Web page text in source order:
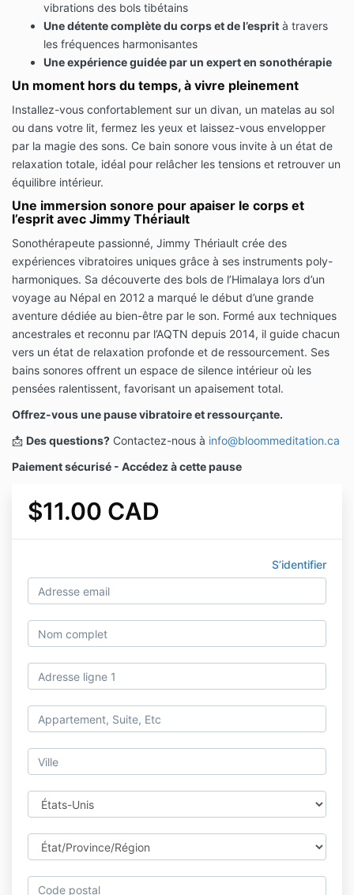
vibrations des bols tibétains
Une détente complète du corps et de l’esprit à travers
les fréquences harmonisantes
Une expérience guidée par un expert en sonothérapie
Un moment hors du temps, à vivre pleinement
Installez-vous confortablement sur un divan, un matelas au sol
ou dans votre lit, fermez les yeux et laissez-vous envelopper
par la magie des sons. Ce bain sonore vous invite à un état de
relaxation totale, idéal pour relâcher les tensions et retrouver un
équilibre intérieur.
Une immersion sonore pour apaiser le corps et
l’esprit avec Jimmy Thériault
Sonothérapeute passionné, Jimmy Thériault crée des
expériences vibratoires uniques grâce à ses instruments poly-
harmoniques. Sa découverte des bols de l’Himalaya lors d’un
voyage au Népal en 2012 a marqué le début d’une grande
aventure dédiée au bien-être par le son. Formé aux techniques
ancestrales et reconnu par l’AQTN depuis 2014, il guide chacun
vers un état de relaxation profonde et de ressourcement. Ses
bains sonores offrent un espace de silence intérieur où les
pensées ralentissent, favorisant un apaisement total.
Offrez-vous une pause vibratoire et ressourçante.
📩 Des questions? Contactez-nous à info@bloommeditation.ca
Paiement sécurisé - Accédez à cette pause
$11.00 CAD
S’identifier